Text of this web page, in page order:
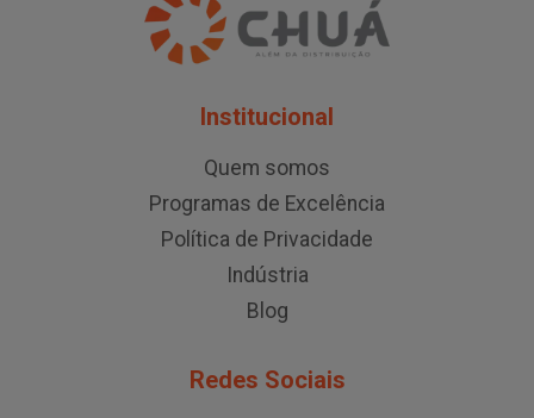
Institucional
Quem somos
Programas de Excelência
Política de Privacidade
Indústria
Blog
Redes Sociais